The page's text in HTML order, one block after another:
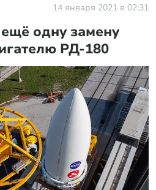
14 января 2021 в 02:31
одну замену
РД-180